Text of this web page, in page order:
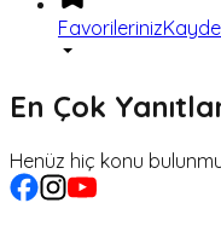
Favorileriniz
En Çok
Henüz hiç konu